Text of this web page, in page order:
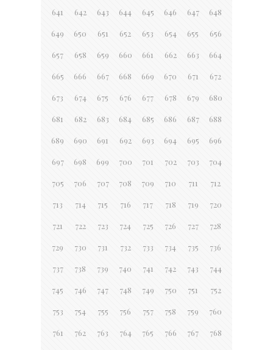
641 642 643 644 645 646 647 648
649 650 651 652 653 654 655 656
657 658 659 660 661 662 663 664
665 666 667 668 669 670 671 672
673 674 675 676 677 678 679 680
681 682 683 684 685 686 687 688
689 690 691 692 693 694 695 696
697 698 699 700 701 702 703 704
705 706 707 708 709 710 711 712
713 714 715 716 717 718 719 720
721 722 723 724 725 726 727 728
729 730 731 732 733 734 735 736
737 738 739 740 741 742 743 744
745 746 747 748 749 750 751 752
753 754 755 756 757 758 759 760
761 762 763 764 765 766 767 768